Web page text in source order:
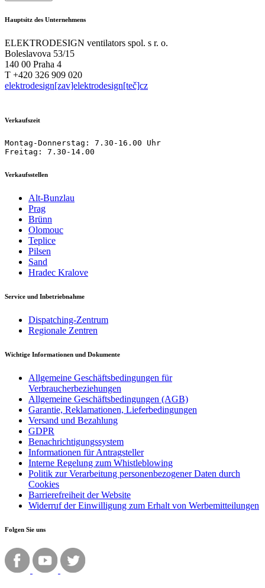
Hauptsitz des Unternehmens
ELEKTRODESIGN ventilators spol. s r. o.
Boleslavova 53/15
140 00 Praha 4
T +420 326 909 020
elektrodesign[zav]elektrodesign[teč]cz
Verkaufszeit
Montag-Donnerstag: 7.30-16.00 Uhr
Freitag: 7.30-14.00
Verkaufsstellen
Alt-Bunzlau
Prag
Brünn
Olomouc
Teplice
Pilsen
Sand
Hradec Kralove
Service und Inbetriebnahme
Dispatching-Zentrum
Regionale Zentren
Wichtige Informationen und Dokumente
Allgemeine Geschäftsbedingungen für
Verbraucherbeziehungen
Allgemeine Geschäftsbedingungen (AGB)
Garantie, Reklamationen, Lieferbedingungen
Versand und Bezahlung
GDPR
Benachrichtigungssystem
Informationen für Antragsteller
Interne Regelung zum Whistleblowing
Politik zur Verarbeitung personenbezogener Daten durch
Cookies
Barrierefreiheit der Website
Widerruf der Einwilligung zum Erhalt von Werbemitteilungen
Folgen Sie uns